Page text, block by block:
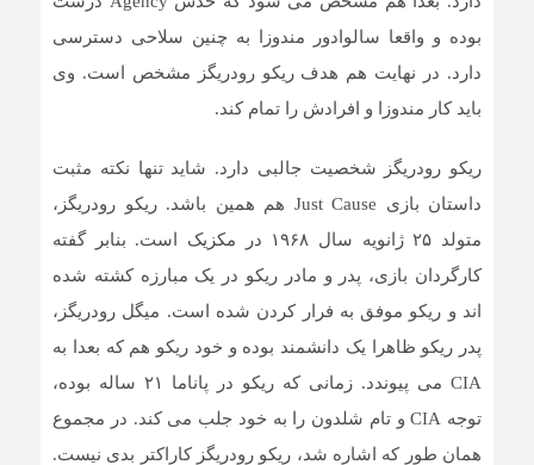
بوده و واقعا سالوادور مندوزا به چنین سلاحی دسترسی
دارد. در نهایت هم هدف ریکو رودریگز مشخص است. وی
باید کار مندوزا و افرادش را تمام کند.
ریکو رودریگز شخصیت جالبی دارد. شاید تنها نکته مثبت
داستان بازی Just Cause هم همین باشد. ریکو رودریگز،
متولد ۲۵ ژانویه سال ۱۹۶۸ در مکزیک است. بنابر گفته
کارگردان بازی، پدر و مادر ریکو در یک مبارزه کشته شده
اند و ریکو موفق به فرار کردن شده است. میگل رودریگز،
پدر ریکو ظاهرا یک دانشمند بوده و خود ریکو هم که بعدا به
CIA می پیوندد. زمانی که ریکو در پاناما ۲۱ ساله بوده،
توجه CIA و تام شلدون را به خود جلب می کند. در مجموع
همان طور که اشاره شد، ریکو رودریگز کاراکتر بدی نیست.